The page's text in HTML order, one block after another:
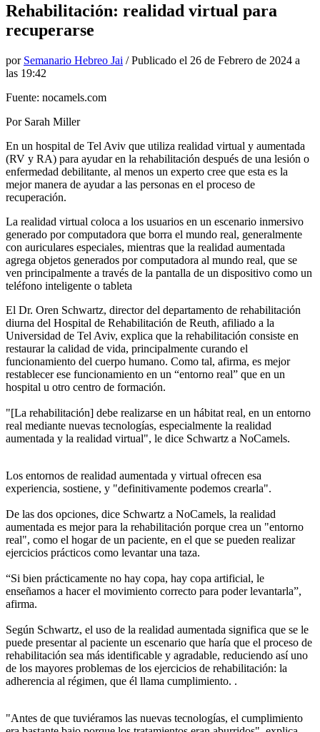
Rehabilitación: realidad virtual para
recuperarse
por Semanario Hebreo Jai / Publicado el 26 de Febrero de 2024 a
las 19:42
Fuente: nocamels.com
Por Sarah Miller
En un hospital de Tel Aviv que utiliza realidad virtual y aumentada
(RV y RA) para ayudar en la rehabilitación después de una lesión o
enfermedad debilitante, al menos un experto cree que esta es la
mejor manera de ayudar a las personas en el proceso de
recuperación.
La realidad virtual coloca a los usuarios en un escenario inmersivo
generado por computadora que borra el mundo real, generalmente
con auriculares especiales, mientras que la realidad aumentada
agrega objetos generados por computadora al mundo real, que se
ven principalmente a través de la pantalla de un dispositivo como un
teléfono inteligente o tableta
El Dr. Oren Schwartz, director del departamento de rehabilitación
diurna del Hospital de Rehabilitación de Reuth, afiliado a la
Universidad de Tel Aviv, explica que la rehabilitación consiste en
restaurar la calidad de vida, principalmente curando el
funcionamiento del cuerpo humano. Como tal, afirma, es mejor
restablecer ese funcionamiento en un “entorno real” que en un
hospital u otro centro de formación.
"[La rehabilitación] debe realizarse en un hábitat real, en un entorno
real mediante nuevas tecnologías, especialmente la realidad
aumentada y la realidad virtual", le dice Schwartz a NoCamels.
Los entornos de realidad aumentada y virtual ofrecen esa
experiencia, sostiene, y "definitivamente podemos crearla".
De las dos opciones, dice Schwartz a NoCamels, la realidad
aumentada es mejor para la rehabilitación porque crea un "entorno
real", como el hogar de un paciente, en el que se pueden realizar
ejercicios prácticos como levantar una taza.
“Si bien prácticamente no hay copa, hay copa artificial, le
enseñamos a hacer el movimiento correcto para poder levantarla”,
afirma.
Según Schwartz, el uso de la realidad aumentada significa que se le
puede presentar al paciente un escenario que haría que el proceso de
rehabilitación sea más identificable y agradable, reduciendo así uno
de los mayores problemas de los ejercicios de rehabilitación: la
adherencia al régimen, que él llama cumplimiento. .
"Antes de que tuviéramos las nuevas tecnologías, el cumplimiento